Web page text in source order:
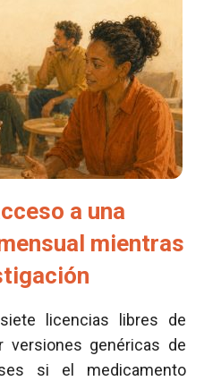
a una
mientras
licencias libres de
versiones genéricas de
si el medicamento